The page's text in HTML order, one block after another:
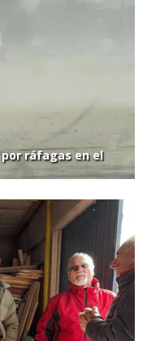
ráfagas en el